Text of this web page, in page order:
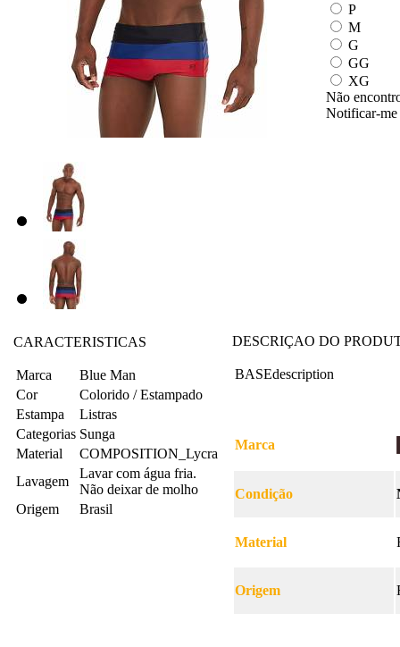
P
M
G
GG
XG
Não
Notificar-me
CARACTERISTICAS
Marca
Blue Man
Cor
Colorido / Estampado
Estampa
Listras
Categorias Sunga
Material
COMPOSITION_Lycra
Lavagem
Lavar com água fria.
Não deixar de molho
Origem
Brasil
DESCRIÇAO DO
BASEdescription
Marca
Condição
Material
Origem